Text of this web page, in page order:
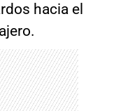
hacia el